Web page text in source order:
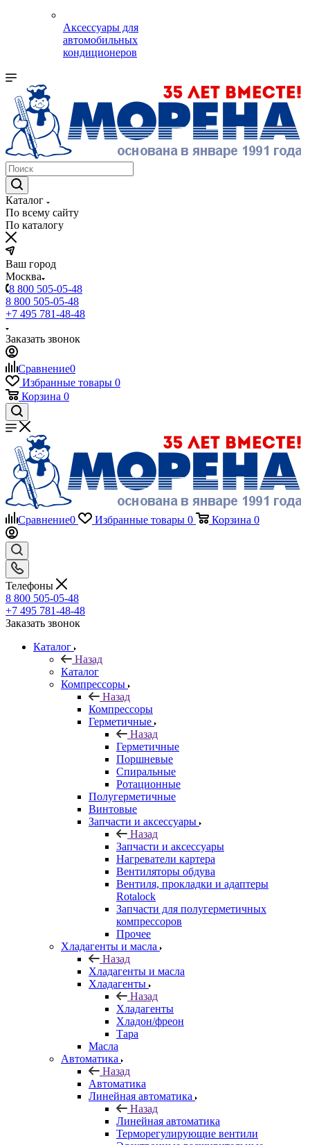
Аксессуары для
автомобильных
кондиционеров
Каталог
По всему сайту
По каталогу
Ваш город
Москва
8 800 505-05-48
8 800 505-05-48
+7 495 781-48-48
Заказать звонок
Сравнение0
Избранные товары 0
Корзина 0
Сравнение0 Избранные товары 0 Корзина 0
Телефоны
8 800 505-05-48
+7 495 781-48-48
Заказать звонок
Каталог
Назад
Каталог
Компрессоры
Назад
Компрессоры
Герметичные
Назад
Герметичные
Поршневые
Спиральные
Ротационные
Полугерметичные
Винтовые
Запчасти и аксессуары
Назад
Запчасти и аксессуары
Нагреватели картера
Вентиляторы обдува
Вентиля, прокладки и адаптеры
Rotalock
Запчасти для полугерметичных
компрессоров
Прочее
Хладагенты и масла
Назад
Хладагенты и масла
Хладагенты
Назад
Хладагенты
Хладон/фреон
Тара
Масла
Автоматика
Назад
Автоматика
Линейная автоматика
Назад
Линейная автоматика
Терморегулирующие вентили